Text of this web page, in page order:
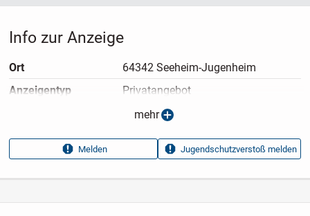
Info zur Anzeige
Ort
64342 Seeheim-Jugenheim
Anzeigen­typ
Privatangebot
29.07.2026
Anzeigen­kennung
50cde486
Aufrufe dieser
57
Landwirtschaftliche Grundstücke
mehr
Melden Jugendschutzverstoß melden